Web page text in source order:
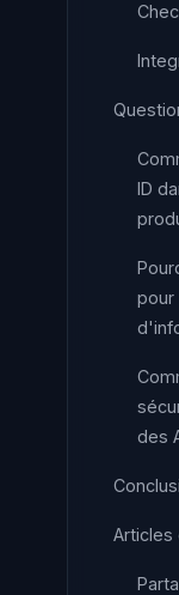
ID
pour
des
Articles